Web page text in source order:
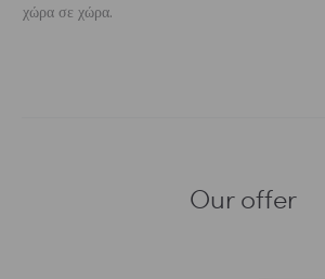
χώρα σε χώρα.
Our offer